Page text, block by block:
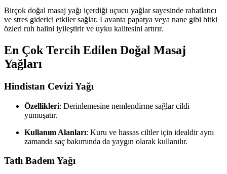
Birçok doğal masaj yağı içerdiği uçucu yağlar sayesinde rahatlatıcı
ve stres giderici etkiler sağlar. Lavanta papatya veya nane gibi bitki
özleri ruh halini iyileştirir ve uyku kalitesini artırır.
En Çok Tercih Edilen Doğal Masaj
Yağları
Hindistan Cevizi Yağı
Özellikleri: Derinlemesine nemlendirme sağlar cildi
yumuşatır.
Kullanım Alanları: Kuru ve hassas ciltler için idealdir aynı
zamanda saç bakımında da yaygın olarak kullanılır.
Tatlı Badem Yağı